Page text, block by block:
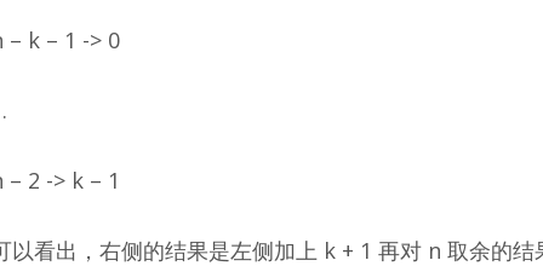
– k – 1 -> 0
– 2 -> k – 1
以看出，右侧的结果是左侧加上 k + 1 再对 n 取余的